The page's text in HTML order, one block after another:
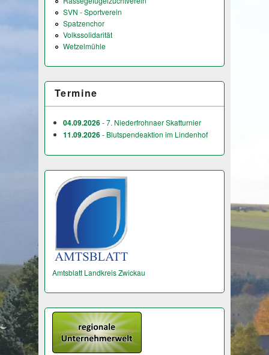
SVN - Sportverein
Spatzenchor
Volkssolidarität
Wetzelmühle
Termine
04.09.2026- 7. Niederfrohnaer Skatturnier
11.09.2026- Blutspendeaktion im Lindenhof
Amtsblatt Landkreis Zwickau